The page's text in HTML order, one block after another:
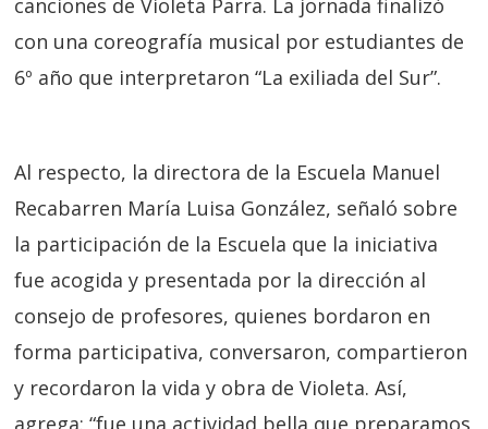
canciones de Violeta Parra. La jornada finalizó
con una coreografía musical por estudiantes de
6º año que interpretaron “La exiliada del Sur”.
Al respecto, la directora de la Escuela Manuel
Recabarren María Luisa González, señaló sobre
la participación de la Escuela que la iniciativa
fue acogida y presentada por la dirección al
consejo de profesores, quienes bordaron en
forma participativa, conversaron, compartieron
y recordaron la vida y obra de Violeta. Así,
agrega:“fue una actividad bella que preparamos